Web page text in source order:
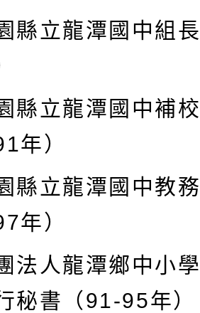
縣立龍潭國中組
縣立龍潭國中補
年）
縣立龍潭國中教
年）
法人龍潭鄉中小
秘書（91-95年）